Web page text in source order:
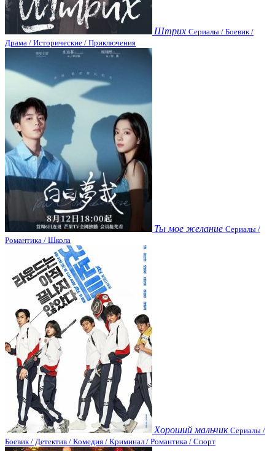
Штрих Сериалы / Боевик /
Драма / Исторические / Приключения
Ты мое желание Сериалы /
Романтика / Школа
Хороший мальчик Сериалы /
Боевик / Детектив / Комедия / Криминал / Романтика / Спорт